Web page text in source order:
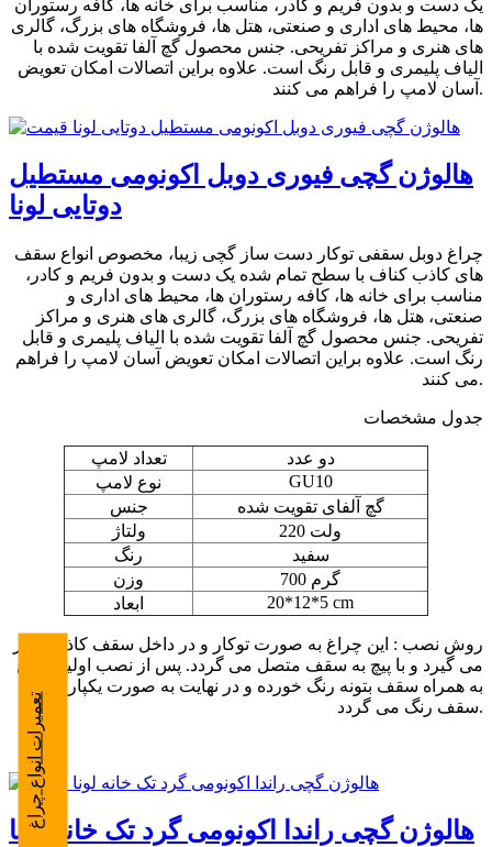
یک دست و بدون فریم و کادر، مناسب برای خانه ها، کافه رستوران
ها، محیط های اداری و صنعتی، هتل ها، فروشگاه های بزرگ، گالری
های هنری و مراکز تفریحی. جنس محصول گچ آلفا تقویت شده با
الیاف پلیمری و قابل رنگ است. علاوه براین اتصالات امکان تعویض
آسان لامپ را فراهم می کنند.
هالوژن گچی فیوری دوبل اکونومی مستطیل
دوتایی لونا
چراغ دوبل سقفی توکار دست ساز گچی زیبا، مخصوص انواع سقف
های کاذب کناف با سطح تمام شده یک دست و بدون فریم و کادر،
مناسب برای خانه ها، کافه رستوران ها، محیط های اداری و
صنعتی، هتل ها، فروشگاه های بزرگ، گالری های هنری و مراکز
تفریحی. جنس محصول گچ آلفا تقویت شده با الیاف پلیمری و قابل
رنگ است. علاوه براین اتصالات امکان تعویض آسان لامپ را فراهم
می کنند.
جدول مشخصات
تعداد لامپ
دو عدد
نوع لامپ
GU10
جنس
گچ آلفای تقویت شده
ولتاژ
220 ولت
رنگ
سفید
وزن
700 گرم
ابعاد
20*12*5 cm
روش نصب : این چراغ به صورت توکار و در داخل سقف کاذب قرار
می گیرد و با پیچ به سقف متصل می گردد. پس از نصب اولیه چراغ
به همراه سقف بتونه رنگ خورده و در نهایت به صورت یکپارچه با
سقف رنگ می گردد.
هالوژن گچی راندا اکونومی گرد تک خانه لونا
تعمیرات انواع چراغ